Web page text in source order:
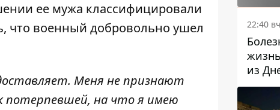
ее мужа классифицировали
что военный добровольно ушел
Меня не признают
потерпевшей, на что я имею
22:40
из